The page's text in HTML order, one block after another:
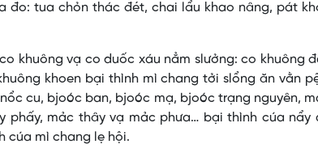
đo: tua chỏn thác đét, chai lẩu khao nâng, pát
khuông vạ co duốc xáu nẳm slưởng: co khuông
khoen bại thình mì chang tởi slổng ăn vằn
cu, bjoóc ban, bjoóc mạ, bjoóc trạng nguyên,
phấy, mảc thây vạ mảc phưa… bại thình cúa nẩy
cúa mì chang lẹ hội.